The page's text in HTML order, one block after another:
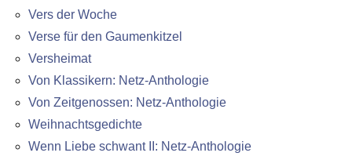
Vers der Woche
Verse für den Gaumenkitzel
Versheimat
Von Klassikern: Netz-Anthologie
Von Zeitgenossen: Netz-Anthologie
Weihnachtsgedichte
Wenn Liebe schwant II: Netz-Anthologie